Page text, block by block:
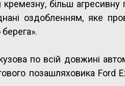
більш
оздобленням, яке
по всій довжині
позашляховика Ford